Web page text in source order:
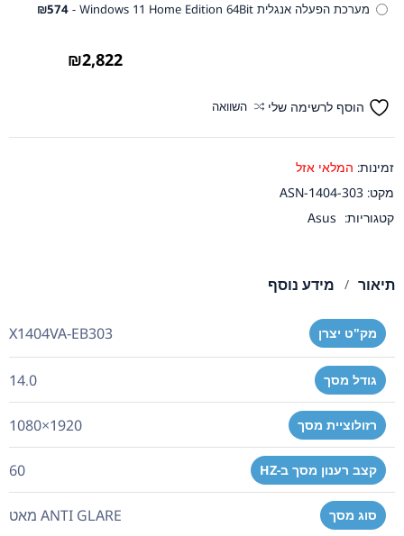
מערכת הפעלה אנגלית Windows 11 Home Edition 64Bit - ₪574
₪2,822
הוסף לרשימה שלי השוואה
זמינות: המלאי אזל
מקט: ASN-1404-303
קטגוריות: Asus
תיאור מידע נוסף
מק"ט יצרן X1404VA-EB303
גודל מסך 14.0
רזולוציית מסך 1920×1080
קצב רענון מסך ב-HZ 60
סוג מסך ANTI GLARE מאט